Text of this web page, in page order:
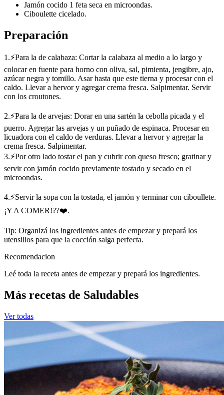
Jamón cocido 1 feta seca en microondas.
Ciboulette cicelado.
Preparación
1.⚡Para la de calabaza: Cortar la calabaza al medio a lo largo y
colocar en fuente para horno con oliva, sal, pimienta, jengibre, ajo,
azúcar negra y tomillo. Asar hasta que este tierna y procesar con el
caldo. Llevar a hervor y agregar crema fresca. Salpimentar. Servir
con los croutones.
2.⚡Para la de arvejas: Dorar en una sartén la cebolla picada y el
puerro. Agregar las arvejas y un puñado de espinaca. Procesar en
licuadora con el caldo de verduras. Llevar a hervor y agregar la
crema fresca. Salpimentar.
3.⚡Por otro lado tostar el pan y cubrir con queso fresco; gratinar y
servir con jamón cocido previamente tostado y secado en el
microondas.
4.⚡Servir la sopa con la tostada, el jamón y terminar con ciboullete.
¡Y A COMER!??❤️.
Tip: Organizá los ingredientes antes de empezar y prepará los
utensilios para que la cocción salga perfecta.
Recomendacion
Leé toda la receta antes de empezar y prepará los ingredientes.
Más recetas de Saludables
Ver todas